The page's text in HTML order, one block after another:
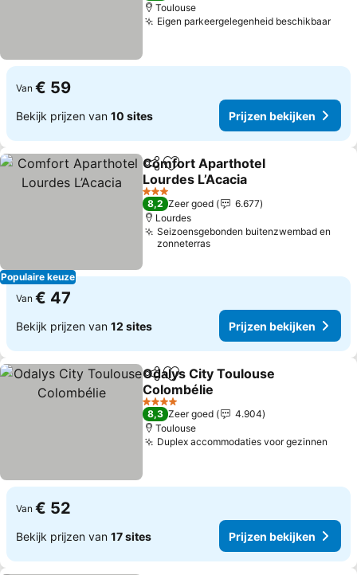
Toulouse
Eigen parkeergelegenheid beschikbaar
Van € 59
Bekijk prijzen van 10 sites Prijzen bekijken
Populaire keuze
DelenToevoegen aan favorieten
Comfort Aparthotel
Lourdes L’Acacia
Prijzen bekijken
3 Sterren
8,2 Zeer goed
6.677
Lourdes
Seizoensgebonden buitenzwembad en
zonneterras
Van € 47
Bekijk prijzen van 12 sites Prijzen bekijken
DelenToevoegen aan favorieten
Odalys City Toulouse
Colombélie
Prijzen bekijken
4 Sterren
8,3 Zeer goed
4.904
Toulouse
Duplex accommodaties voor gezinnen
Van € 52
Bekijk prijzen van 17 sites Prijzen bekijken